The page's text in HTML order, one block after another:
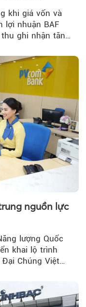
khi giá vốn và
lợi nhuận BAF
ghi nhận tăng
nguồn lực
lượng Quốc
khai lộ trình
Chúng Việt